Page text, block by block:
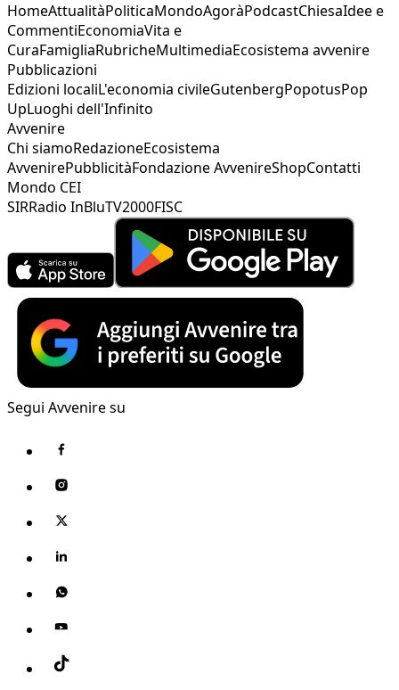
HomeAttualitàPoliticaMondoAgoràPodcastChiesaIdee e
CommentiEconomiaVita e
CuraFamigliaRubricheMultimediaEcosistema avvenire
Pubblicazioni
Edizioni localiL'economia civileGutenbergPopotusPop
UpLuoghi dell'Infinito
Avvenire
Chi siamoRedazioneEcosistema
AvvenirePubblicitàFondazione AvvenireShopContatti
Mondo CEI
SIRRadio InBluTV2000FISC
Segui Avvenire su